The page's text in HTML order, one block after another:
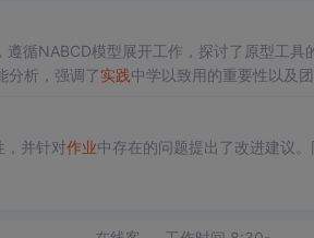
循NABCD模型展开工作，探讨了原型工具
分析，强调了实践中学以致用的重要性以及团
，并针对作业中存在的问题提出了改进建议。